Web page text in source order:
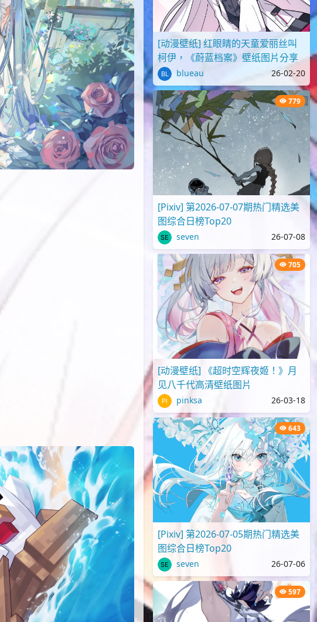
[动漫壁纸] 红眼睛的天童爱丽丝叫
柯伊，《蔚蓝档案》壁纸图片分享
blueau 26-02-20
779
[Pixiv] 第2026-07-07期热门精选美
图综合日榜Top20
seven 26-07-08
705
[动漫壁纸] 《超时空辉夜姬！》月
见八千代高清壁纸图片
pinksa 26-03-18
643
[Pixiv] 第2026-07-05期热门精选美
图综合日榜Top20
seven 26-07-06
597